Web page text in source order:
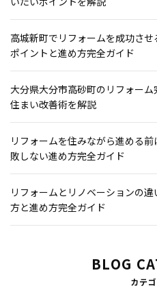
高城新町でリフォームを成功さ
ポイントと進め方完全ガイド
大分県大分市高砂町のリフォー
住まい改善術を解説
リフォームを住みながら進める
敗しない進め方完全ガイド
リフォームとリノベーションの
方と進め方完全ガイド
BLOG
カテ